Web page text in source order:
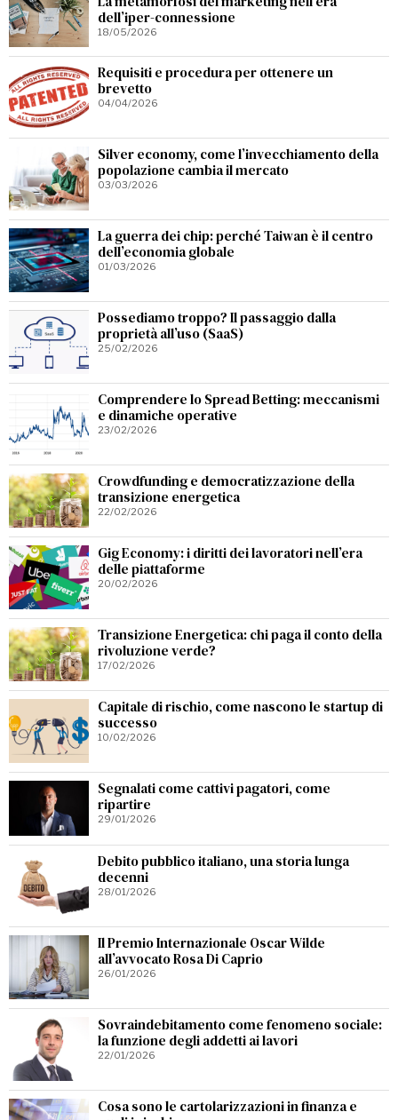
dell’iper-connessione
18/05/2026
Requisiti e procedura per ottenere un
brevetto
04/04/2026
Silver economy, come l’invecchiamento della
popolazione cambia il mercato
03/03/2026
La guerra dei chip: perché Taiwan è il centro
dell’economia globale
01/03/2026
Possediamo troppo? Il passaggio dalla
proprietà all’uso (SaaS)
25/02/2026
Comprendere lo Spread Betting: meccanismi
e dinamiche operative
23/02/2026
Crowdfunding e democratizzazione della
transizione energetica
22/02/2026
Gig Economy: i diritti dei lavoratori nell’era
delle piattaforme
20/02/2026
Transizione Energetica: chi paga il conto della
rivoluzione verde?
17/02/2026
Capitale di rischio, come nascono le startup di
successo
10/02/2026
Segnalati come cattivi pagatori, come
ripartire
29/01/2026
Debito pubblico italiano, una storia lunga
decenni
28/01/2026
Il Premio Internazionale Oscar Wilde
all’avvocato Rosa Di Caprio
26/01/2026
Sovraindebitamento come fenomeno sociale:
la funzione degli addetti ai lavori
22/01/2026
Cosa sono le cartolarizzazioni in finanza e